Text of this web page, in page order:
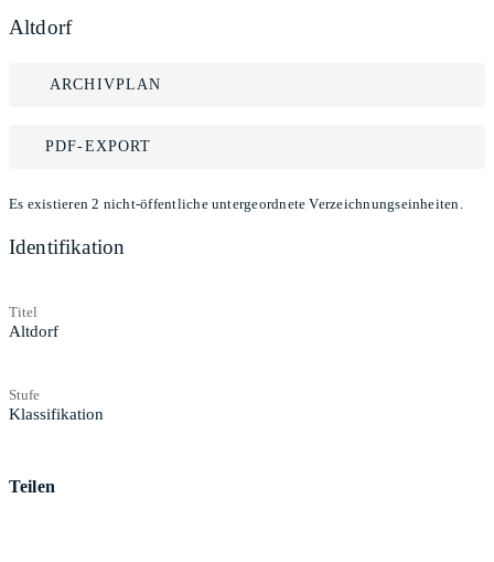
Altdorf
ARCHIVPLAN
PDF-EXPORT
Es existieren 2 nicht-öffentliche untergeordnete Verzeichnungseinheiten.
Identifikation
Titel
Altdorf
Stufe
Klassifikation
Teilen